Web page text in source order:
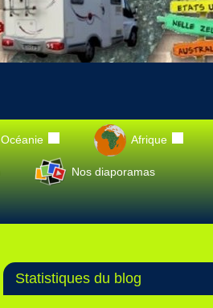
Océanie Afrique
Nos diaporamas
Statistiques du blog